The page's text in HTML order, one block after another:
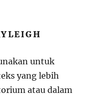
untuk
yang lebih
atau dalam